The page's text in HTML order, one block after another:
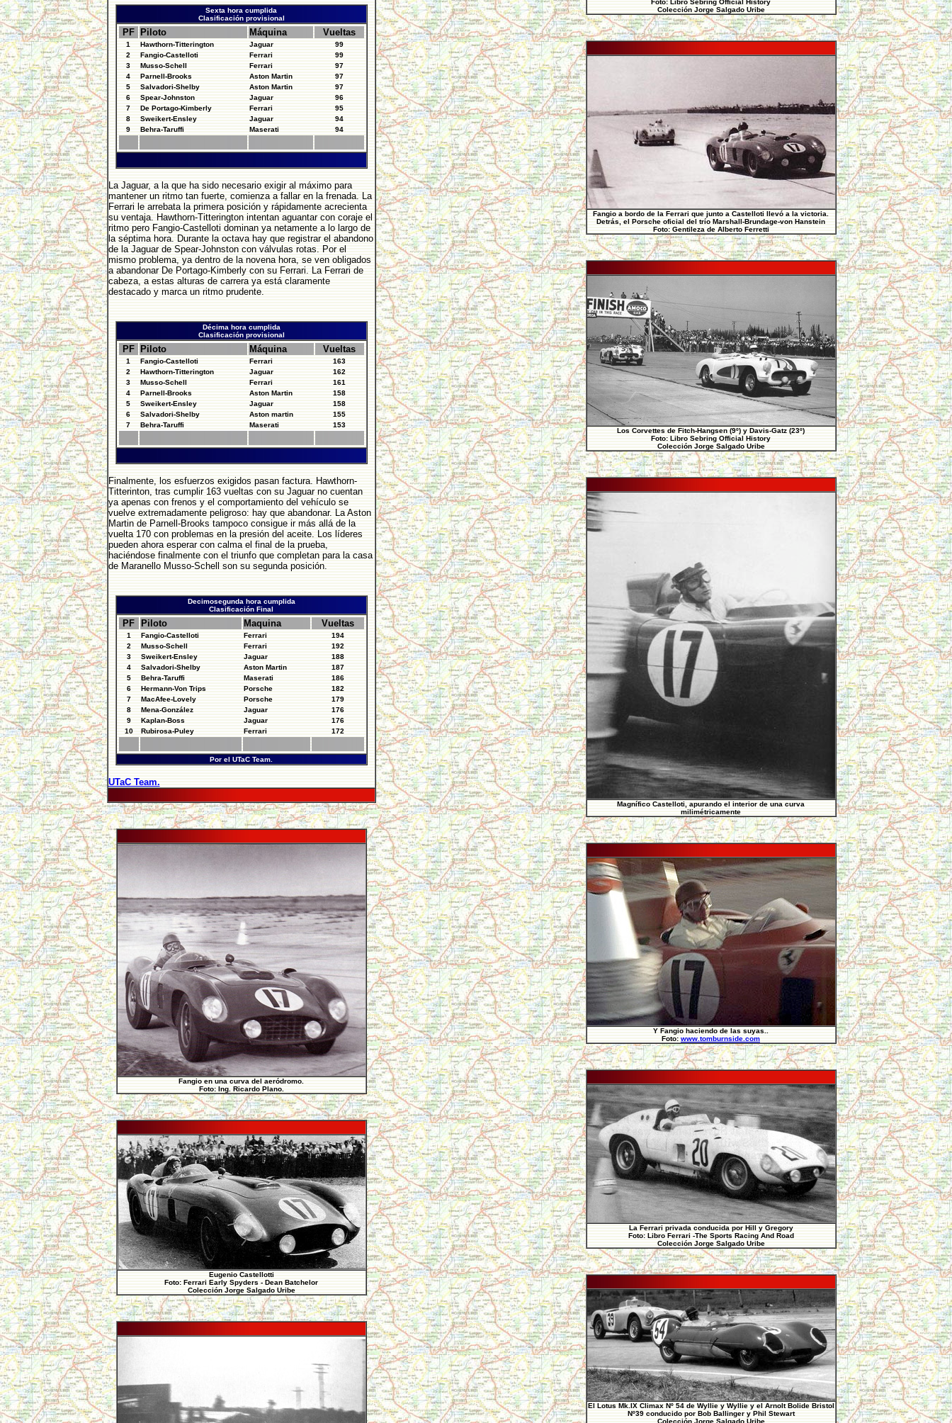
Sexta hora cumplida
Clasificación provisional
PF Piloto Máquina Vueltas
1 Hawthorn-Titterington Jaguar
99
2
Fangio-Castelloti Ferrari
99
3
Musso-Schell Ferrari
97
4
Parnell-Brooks Aston Martin
97
5
Salvadori-Shelby Aston Martin
97
6
Spear-Johnston Jaguar
96
7
De Portago-Kimberly Ferrari
95
8
Sweikert-Ensley Jaguar
94
9
Behra-Taruffi Maserati 94
La Jaguar, a la que ha sido necesario exigir al máximo para
mantener un ritmo tan fuerte, comienza a fallar en la frenada. La
Ferrari le arrebata la primera posición y rápidamente acrecienta
su ventaja. Hawthorn-Titterington intentan aguantar con coraje el
ritmo pero Fangio-Castelloti dominan ya netamente a lo largo de
la séptima hora. Durante la octava hay que registrar el abandono
de la Jaguar de Spear-Johnston con válvulas rotas. Por el
mismo problema, ya dentro de la novena hora, se ven obligados
a abandonar De Portago-Kimberly con su Ferrari. La Ferrari de
cabeza, a estas alturas de carrera ya está claramente
destacado y marca un ritmo prudente.
Décima hora cumplida
Clasificación provisional
PF Piloto Máquina Vueltas
1 Fangio-Castelloti Ferrari
163
2
Hawthorn-Titterington Jaguar
162
3
Musso-Schell Ferrari
161
4
Parnell-Brooks Aston Martin
158
5
Sweikert-Ensley Jaguar
158
6
Salvadori-Shelby Aston martin
155
7
Behra-Taruffi Maserati 153
Finalmente, los esfuerzos exigidos pasan factura. Hawthorn-
Titterinton, tras cumplir 163 vueltas con su Jaguar no cuentan
ya apenas con frenos y el comportamiento del vehículo se
vuelve extremadamente peligroso: hay que abandonar. La Aston
Martin de Parnell-Brooks tampoco consigue ir más allá de la
vuelta 170 con problemas en la presión del aceite. Los líderes
pueden ahora esperar con calma el final de la prueba,
haciéndose finalmente con el triunfo que completan para la casa
de Maranello Musso-Schell son su segunda posición.
Decimosegunda hora cumplida
Clasificación Final
PF Piloto Maquina Vueltas
1 Fangio-Castelloti Ferrari
194
2
Musso-Schell Ferrari
192
3
Sweikert-Ensley Jaguar
188
4
Salvadori-Shelby Aston Martin
187
5
Behra-Taruffi Maserati
186
6
Hermann-Von Trips Porsche
182
7
MacAfee-Lovely Porsche
179
8
Mena-González Jaguar
176
9
Kaplan-Boss Jaguar
176
10
Rubirosa-Puley Ferrari 172
Por el UTaC Team.
UTaC Team.
Fangio en una curva del aeródromo.
Foto: Ing. Ricardo Plano.
Eugenio Castellotti
Foto: Ferrari Early Spyders - Dean Batchelor
Colección Jorge Salgado Uribe
Foto: Libro Sebring Official History
Colección Jorge Salgado Uribe
Fangio a bordo de la Ferrari que junto a Castelloti llevó a la victoria.
Detrás, el Porsche oficial del trío Marshall-Brundage-von Hanstein
Foto: Gentileza de Alberto Ferretti
Los Corvettes de Fitch-Hangsen (9º) y Davis-Gatz (23º)
Foto: Libro Sebring Official History
Colección Jorge Salgado Uribe
Magnífico Castelloti, apurando el interior de una curva
milimétricamente
Y Fangio haciendo de las suyas..
Foto: www.tomburnside.com
La Ferrari privada conducida por Hill y Gregory
Foto: Libro Ferrari -The Sports Racing And Road
Colección Jorge Salgado Uribe
El Lotus Mk.IX Climax Nº 54 de Wyllie y Wyllie y el Arnolt Bolide Bristol
Nº39 conducido por Bob Ballinger y Phil Stewart
Colección Jorge Salgado Uribe